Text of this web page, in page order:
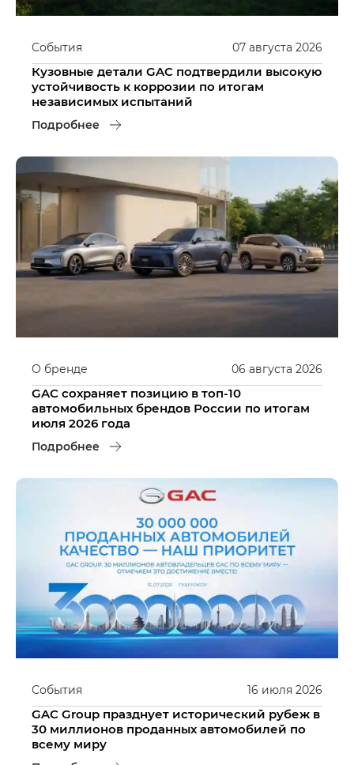
07 августа 2026
События
Кузовные детали GAC подтвердили высокую
устойчивость к коррозии по итогам
независимых испытаний
Подробнее
06 августа 2026
О бренде
GAC сохраняет позицию в топ-10
автомобильных брендов России по итогам
июля 2026 года
Подробнее
16 июля 2026
События
GAC Group празднует исторический рубеж в
30 миллионов проданных автомобилей по
всему миру